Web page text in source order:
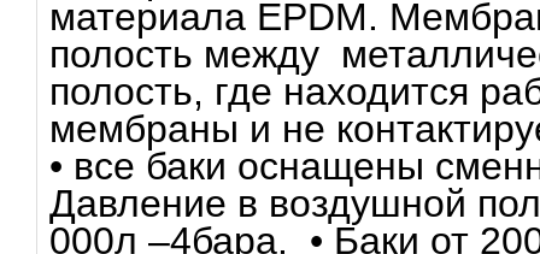
материала EPDM.
полость между
полость, где находится
мембраны и не
• все баки оснащены
Давление в воздушной
000л –4бара. • Баки от